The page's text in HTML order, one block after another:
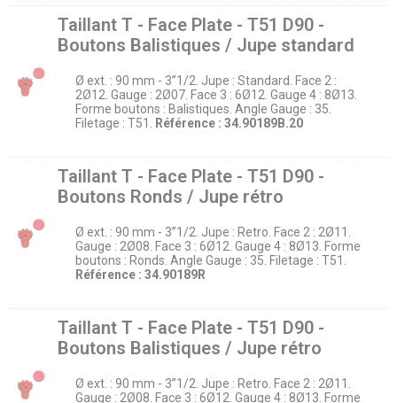
Taillant T - Face Plate - T51 D90 -
Boutons Balistiques / Jupe standard
Ø ext. : 90 mm - 3’’1/2. Jupe : Standard. Face 2 :
2Ø12. Gauge : 2Ø07. Face 3 : 6Ø12. Gauge 4 : 8Ø13.
Forme boutons : Balistiques. Angle Gauge : 35.
Filetage : T51.
Référence : 34.90189B.20
Taillant T - Face Plate - T51 D90 -
Boutons Ronds / Jupe rétro
Ø ext. : 90 mm - 3’’1/2. Jupe : Retro. Face 2 : 2Ø11.
Gauge : 2Ø08. Face 3 : 6Ø12. Gauge 4 : 8Ø13. Forme
boutons : Ronds. Angle Gauge : 35. Filetage : T51.
Référence : 34.90189R
Taillant T - Face Plate - T51 D90 -
Boutons Balistiques / Jupe rétro
Ø ext. : 90 mm - 3’’1/2. Jupe : Retro. Face 2 : 2Ø11.
Gauge : 2Ø08. Face 3 : 6Ø12. Gauge 4 : 8Ø13. Forme